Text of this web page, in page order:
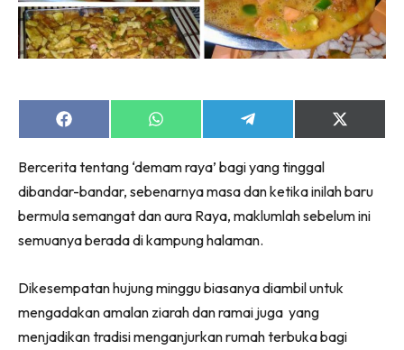
Share
on
Share
on
Share
on
Share
on
Bercerita tentang ‘demam raya’ bagi yang tinggal
dibandar-bandar, sebenarnya masa dan ketika inilah baru
bermula semangat dan aura Raya, maklumlah sebelum ini
semuanya berada di kampung halaman.
Dikesempatan hujung minggu biasanya diambil untuk
mengadakan amalan ziarah dan ramai juga yang
menjadikan tradisi menganjurkan rumah terbuka bagi